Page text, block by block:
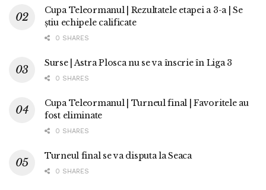
Cupa Teleormanul | Rezultatele etapei a 3-a | Se
știu echipele calificate
0 SHARES
Surse | Astra Plosca nu se va înscrie în Liga 3
0 SHARES
Cupa Teleormanul | Turneul final | Favoritele au
fost eliminate
0 SHARES
Turneul final se va disputa la Seaca
0 SHARES